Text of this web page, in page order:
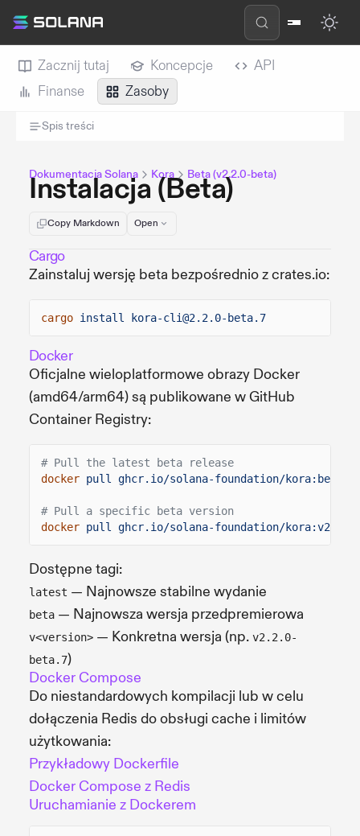
Zacznij tutaj Koncepcje
API
Finanse
Zasoby
Spis treści
Dokumentacja Solana Kora Beta (v2.2.0-beta)
Instalacja (Beta)
Copy Markdown Open
Cargo
Zainstaluj wersję beta bezpośrednio z crates.io:
cargo install kora-cli@2.2.0-beta.7
Docker
Oficjalne wieloplatformowe obrazy Docker
(amd64/arm64) są publikowane w GitHub
Container Registry:
# Pull the latest beta release
docker pull ghcr.io/solana-foundation/kora:beta
# Pull a specific beta version
docker pull ghcr.io/solana-foundation/
Dostępne tagi:
latest — Najnowsze stabilne wydanie
beta — Najnowsza wersja przedpremierowa
v<version> — Konkretna wersja (np. v2.2.0-
beta.7)
Docker Compose
Do niestandardowych kompilacji lub w celu
dołączenia Redis do obsługi cache i limitów
użytkowania:
Przykładowy Dockerfile
Docker Compose z Redis
Uruchamianie z Dockerem